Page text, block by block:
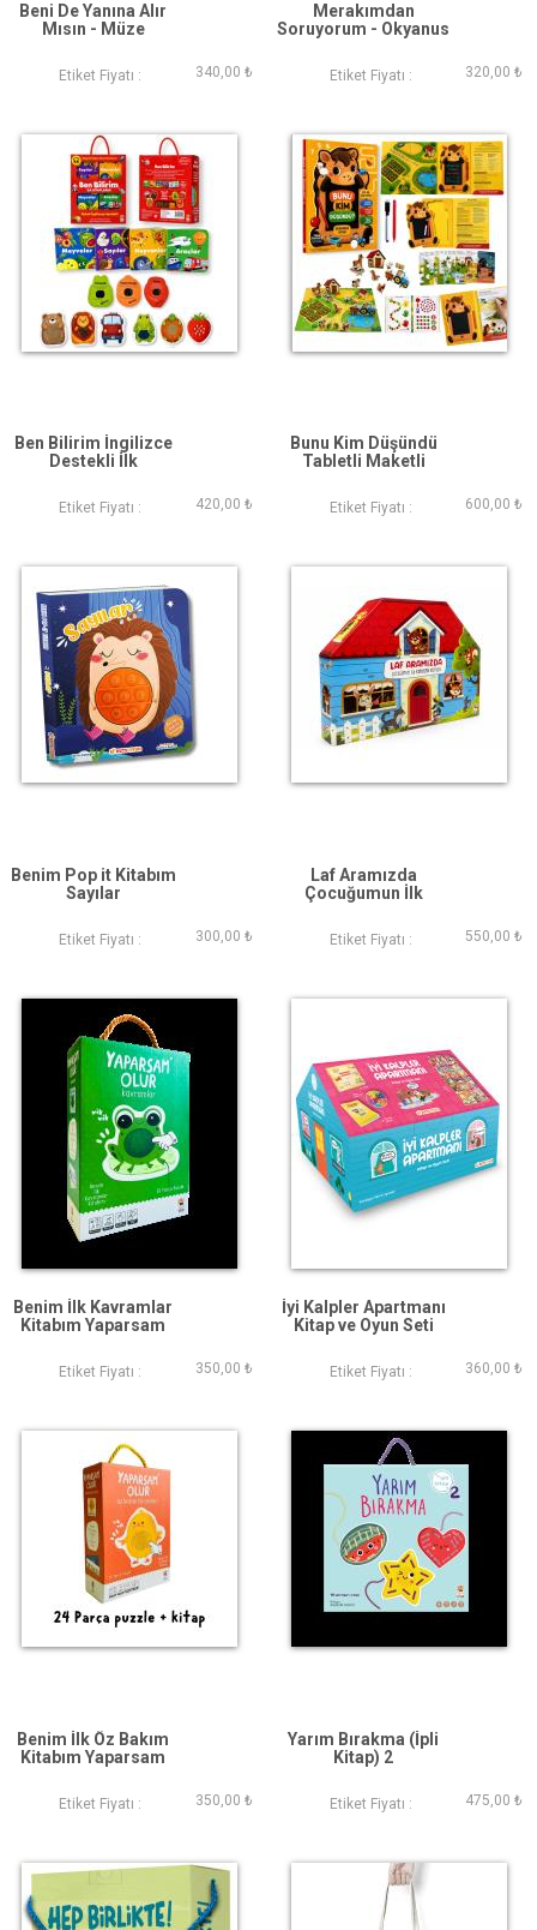
Beni De Yanına Alır
Mısın - Müze
Etiket Fiyatı : 340,00 ₺
Merakımdan
Soruyorum - Okyanus
Etiket Fiyatı : 320,00 ₺
Ben Bilirim İngilizce
Destekli İlk
Magnetli Dokun
Hisset Kart
Etiket Fiyatı : 420,00 ₺
Bunu Kim Düşündü
Tabletli Maketli
Etiket Fiyatı : 600,00 ₺
Benim Pop it Kitabım
Sayılar
Etiket Fiyatı : 300,00 ₺
Laf Aramızda
Çocuğumun İlk
Parça Puzzle
Konuşma Kartı ve
Etiket Fiyatı : 550,00 ₺
Benim İlk Kavramlar
Kitabım Yaparsam
Etiket Fiyatı : 350,00 ₺
İyi Kalpler Apartmanı
Kitap ve Oyun Seti
Etiket Fiyatı : 360,00 ₺
Benim İlk Öz Bakım
Kitabım Yaparsam
Etiket Fiyatı : 350,00 ₺
Yarım Bırakma (İpli
Kitap) 2
Etiket Fiyatı : 475,00 ₺